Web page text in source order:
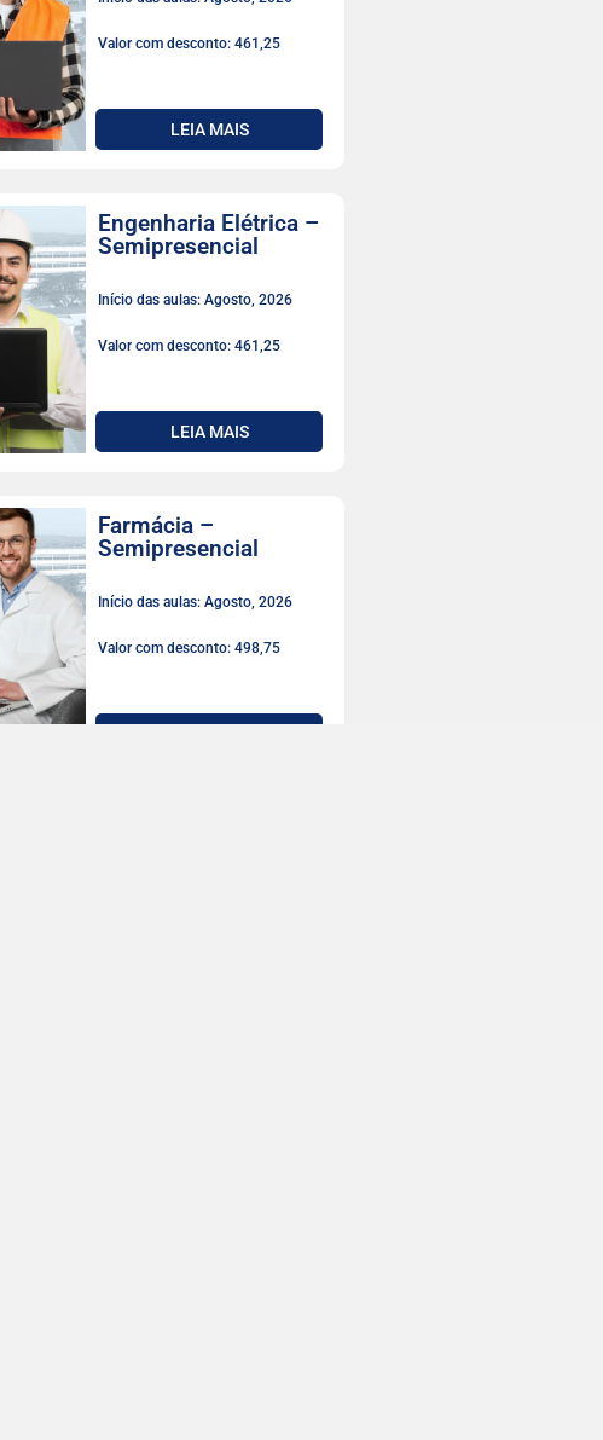
Valor com desconto: 461,25
LEIA MAIS
Engenharia Elétrica –
Semipresencial
Início das aulas: Agosto, 2026
Valor com desconto: 461,25
LEIA MAIS
Farmácia –
Semipresencial
Início das aulas: Agosto, 2026
Valor com desconto: 498,75